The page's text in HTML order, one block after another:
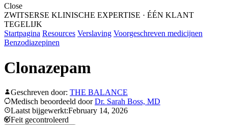
Close
ZWITSERSE KLINISCHE EXPERTISE · ÉÉN KLANT
TEGELIJK
Startpagina Resources Verslaving Voorgeschreven medicijnen
Benzodiazepinen
Clonazepam
Geschreven door: THE BALANCE
Medisch beoordeeld doorDr. Sarah Boss, MD
Laatst bijgewerkt:February 14, 2026
Feit gecontroleerd